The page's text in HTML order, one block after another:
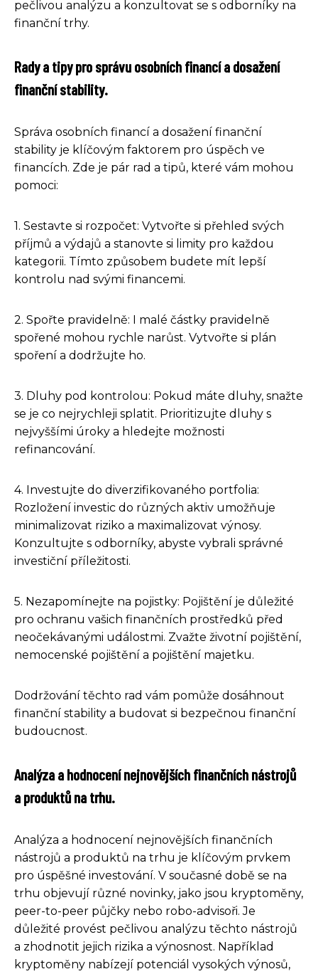
pečlivou analýzu a konzultovat se s odborníky na
finanční trhy.
Rady a tipy pro správu osobních financí a dosažení
finanční stability.
Správa osobních financí a dosažení finanční
stability je klíčovým faktorem pro úspěch ve
financích. Zde je pár rad a tipů, které vám mohou
pomoci:
1. Sestavte si rozpočet: Vytvořte si přehled svých
příjmů a výdajů a stanovte si limity pro každou
kategorii. Tímto způsobem budete mít lepší
kontrolu nad svými financemi.
2. Spořte pravidelně: I malé částky pravidelně
spořené mohou rychle narůst. Vytvořte si plán
spoření a dodržujte ho.
3. Dluhy pod kontrolou: Pokud máte dluhy, snažte
se je co nejrychleji splatit. Prioritizujte dluhy s
nejvyššími úroky a hledejte možnosti
refinancování.
4. Investujte do diverzifikovaného portfolia:
Rozložení investic do různých aktiv umožňuje
minimalizovat riziko a maximalizovat výnosy.
Konzultujte s odborníky, abyste vybrali správné
investiční příležitosti.
5. Nezapomínejte na pojistky: Pojištění je důležité
pro ochranu vašich finančních prostředků před
neočekávanými událostmi. Zvažte životní pojištění,
nemocenské pojištění a pojištění majetku.
Dodržování těchto rad vám pomůže dosáhnout
finanční stability a budovat si bezpečnou finanční
budoucnost.
Analýza a hodnocení nejnovějších finančních nástrojů
a produktů na trhu.
Analýza a hodnocení nejnovějších finančních
nástrojů a produktů na trhu je klíčovým prvkem
pro úspěšné investování. V současné době se na
trhu objevují různé novinky, jako jsou kryptoměny,
peer-to-peer půjčky nebo robo-advisoři. Je
důležité provést pečlivou analýzu těchto nástrojů
a zhodnotit jejich rizika a výnosnost. Například
kryptoměny nabízejí potenciál vysokých výnosů,